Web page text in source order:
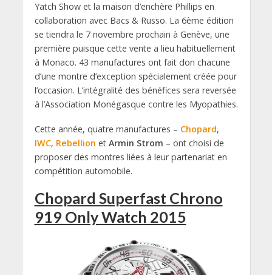
Yatch Show et la maison d’enchère Phillips en
collaboration avec Bacs & Russo. La 6ème édition
se tiendra le 7 novembre prochain à Genève, une
première puisque cette vente a lieu habituellement
à Monaco. 43 manufactures ont fait don chacune
d’une montre d’exception spécialement créée pour
l’occasion. L’intégralité des bénéfices sera reversée
à l’Association Monégasque contre les Myopathies.
Cette année, quatre manufactures – Chopard,
IWC, Rebellion et Armin Strom – ont choisi de
proposer des montres liées à leur partenariat en
compétition automobile.
Chopard Superfast Chrono
919 Only Watch 2015